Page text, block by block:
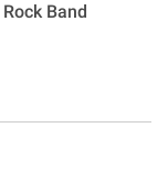
Band